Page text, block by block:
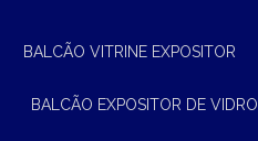
BALCÃO VITRINE EXPOSITOR
BALCÃO EXPOSITOR DE VIDRO